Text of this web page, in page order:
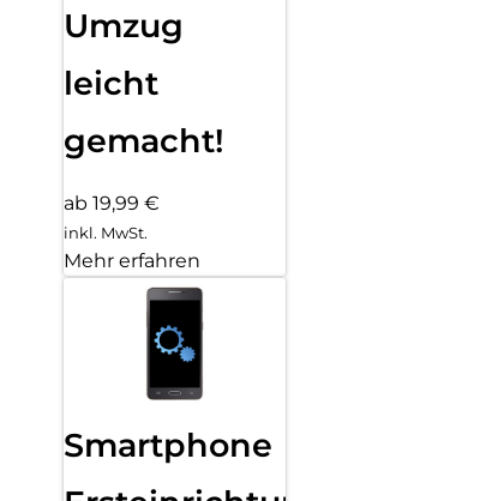
Umzug
leicht
gemacht!
ab 19,99 €
inkl. MwSt.
Mehr erfahren
Smartphone